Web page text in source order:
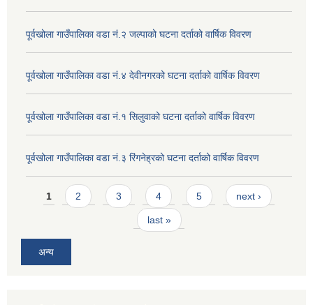
पूर्वखोला गाउँपालिका वडा नं.२ जल्पाको घटना दर्ताको वार्षिक विवरण
पूर्वखोला गाउँपालिका वडा नं.४ देवीनगरको घटना दर्ताको वार्षिक विवरण
पूर्वखोला गाउँपालिका वडा नं.१ सिलुवाको घटना दर्ताको वार्षिक विवरण
पूर्वखोला गाउँपालिका वडा नं.३ रिंगनेह्रको घटना दर्ताको वार्षिक विवरण
Pages
1 2 3 4 5 next ›
last »
अन्य